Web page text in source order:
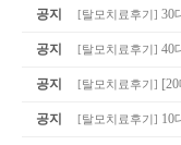
공지 [탈모치료후기 ] 30
공지 [탈모치료후기 ] 40
공지 [탈모치료후기 ]
공지 [탈모치료후기 ] 10